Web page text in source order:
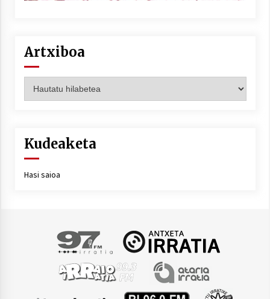
Artxiboa
Kudeaketa
Hasi saioa